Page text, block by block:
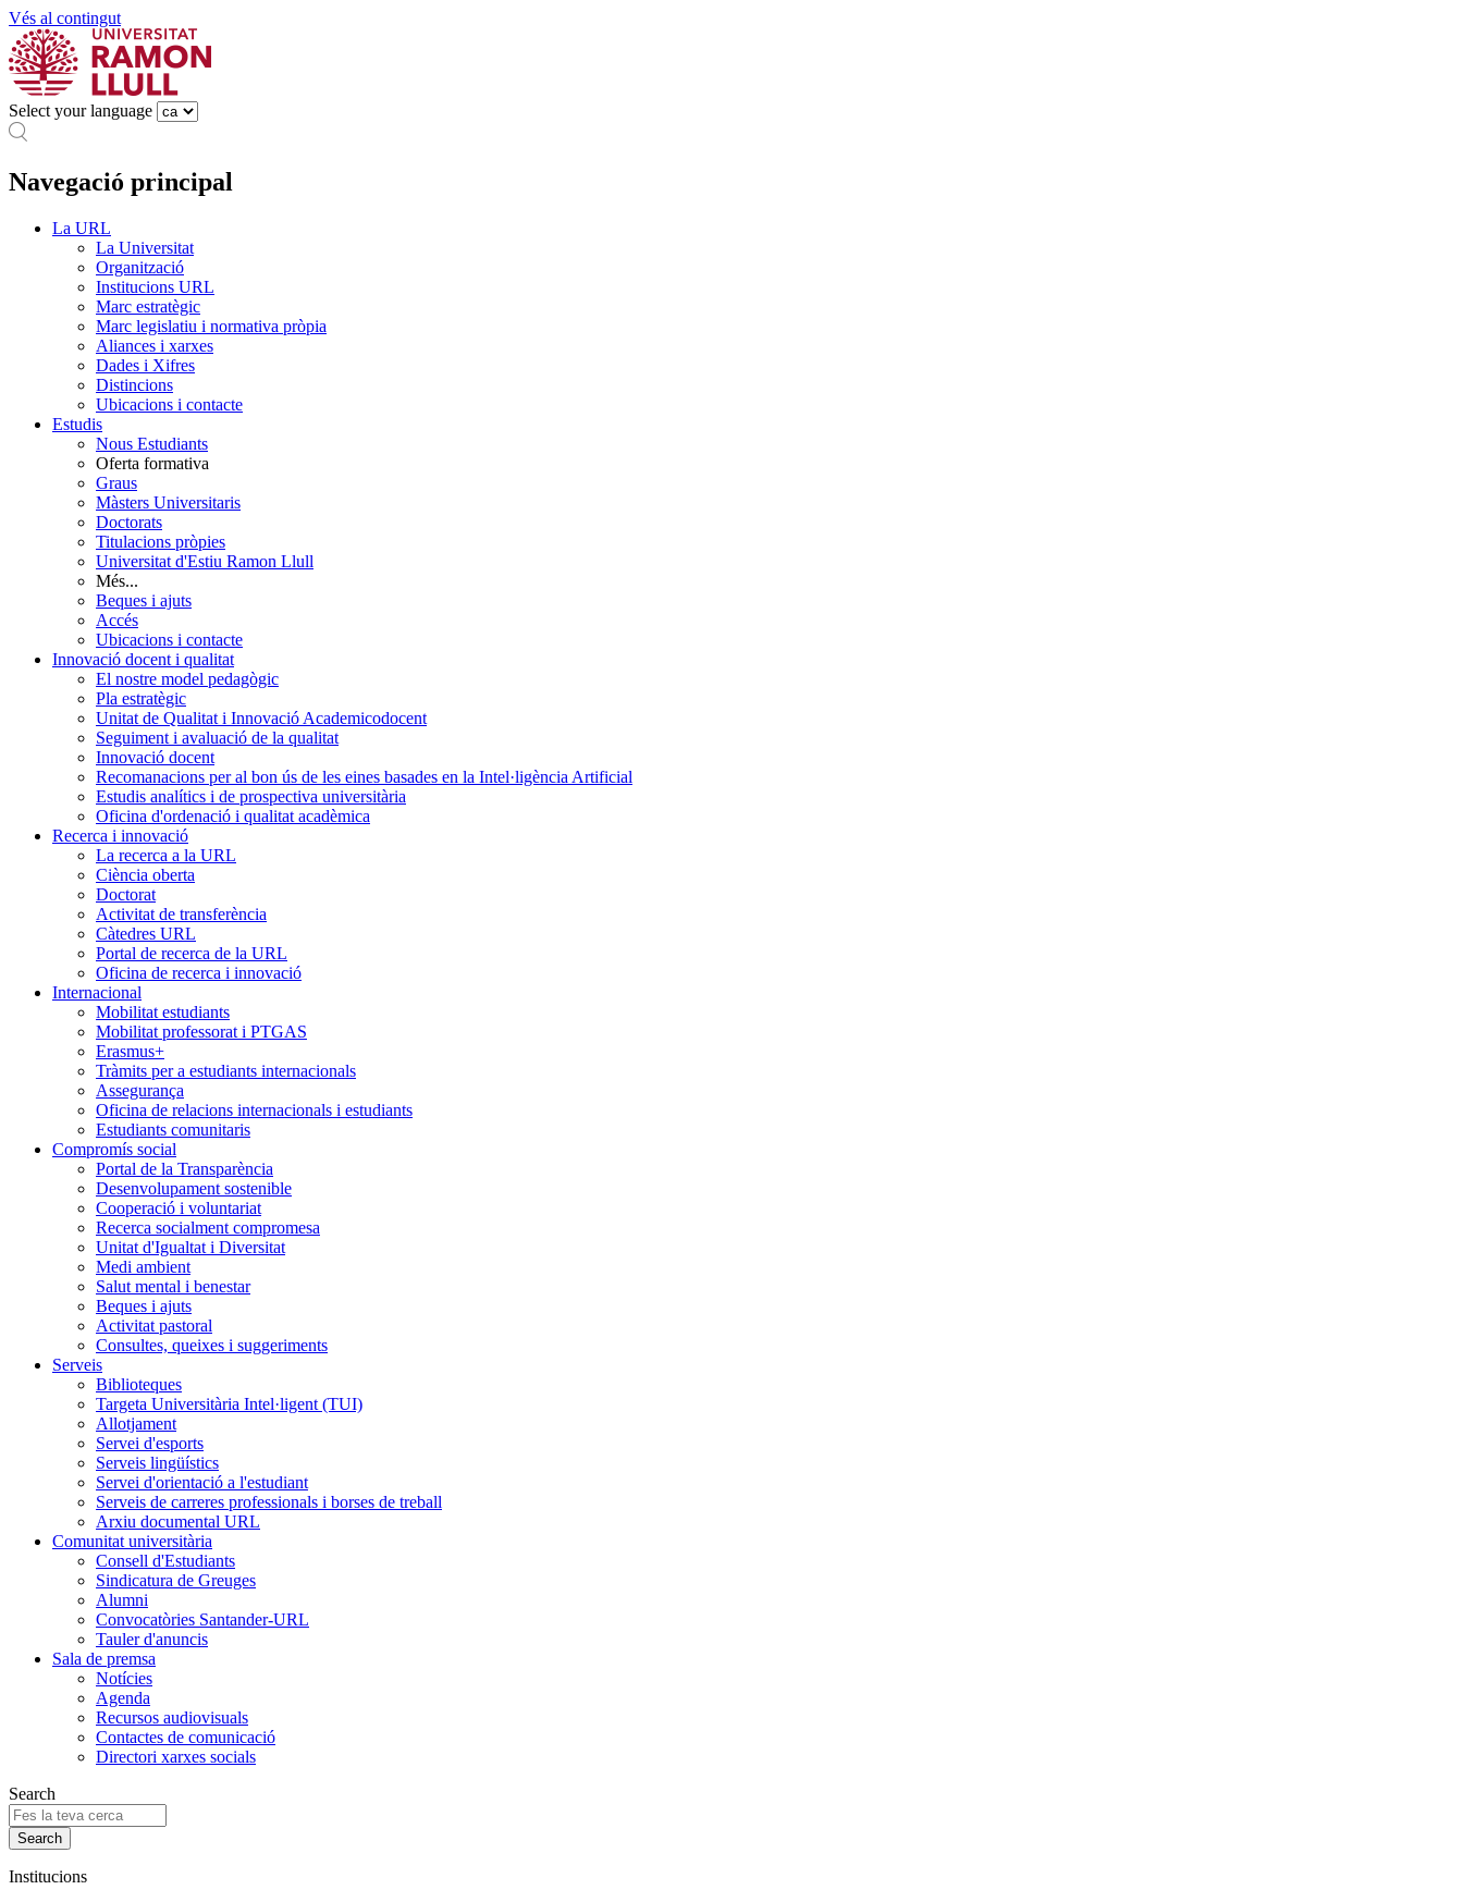
Vés al contingut
Select your language
Navegació principal
La URL
La Universitat
Organització
Institucions URL
Marc estratègic
Marc legislatiu i normativa pròpia
Aliances i xarxes
Dades i Xifres
Distincions
Ubicacions i contacte
Estudis
Nous Estudiants
Oferta formativa
Graus
Màsters Universitaris
Doctorats
Titulacions pròpies
Universitat d'Estiu Ramon Llull
Més...
Beques i ajuts
Accés
Ubicacions i contacte
Innovació docent i qualitat
El nostre model pedagògic
Pla estratègic
Unitat de Qualitat i Innovació Academicodocent
Seguiment i avaluació de la qualitat
Innovació docent
Recomanacions per al bon ús de les eines basades en la Intel·ligència Artificial
Estudis analítics i de prospectiva universitària
Oficina d'ordenació i qualitat acadèmica
Recerca i innovació
La recerca a la URL
Ciència oberta
Doctorat
Activitat de transferència
Càtedres URL
Portal de recerca de la URL
Oficina de recerca i innovació
Internacional
Mobilitat estudiants
Mobilitat professorat i PTGAS
Erasmus+
Tràmits per a estudiants internacionals
Assegurança
Oficina de relacions internacionals i estudiants
Estudiants comunitaris
Compromís social
Portal de la Transparència
Desenvolupament sostenible
Cooperació i voluntariat
Recerca socialment compromesa
Unitat d'Igualtat i Diversitat
Medi ambient
Salut mental i benestar
Beques i ajuts
Activitat pastoral
Consultes, queixes i suggeriments
Serveis
Biblioteques
Targeta Universitària Intel·ligent (TUI)
Allotjament
Servei d'esports
Serveis lingüístics
Servei d'orientació a l'estudiant
Serveis de carreres professionals i borses de treball
Arxiu documental URL
Comunitat universitària
Consell d'Estudiants
Sindicatura de Greuges
Alumni
Convocatòries Santander-URL
Tauler d'anuncis
Sala de premsa
Notícies
Agenda
Recursos audiovisuals
Contactes de comunicació
Directori xarxes socials
Search
Institucions